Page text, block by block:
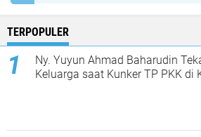
TERPOPULER
Ny. Yuyun Ahmad Baharudin
Keluarga saat Kunker TP PKK di